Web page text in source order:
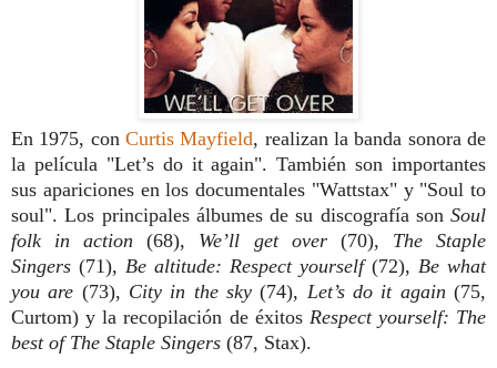
En 1975, con Curtis Mayfield, realizanla banda sonora de
la película "Let’s do itagain". También son importantes
sus apariciones en los documentales "Wattstax" y "Soul to
soul". Los principales álbumes desu discografía son Soul
folk in action(68), We’ll get over(70), The Staple
Singers (71), Be altitude: Respect yourself (72), Be what
you are (73), City in the sky (74), Let’s do it again (75,
Curtom) y la recopilación de éxitos Respect yourself: The
best of The Staple Singers (87, Stax).